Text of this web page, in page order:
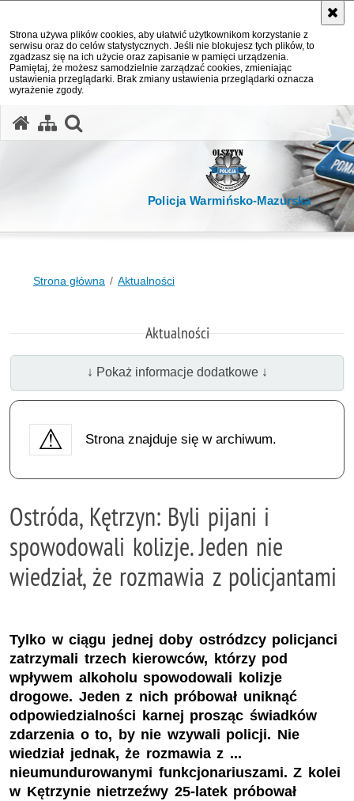
Strona używa plików cookies, aby ułatwić użytkownikom korzystanie z
serwisu oraz do celów statystycznych. Jeśli nie blokujesz tych plików, to
zgadzasz się na ich użycie oraz zapisanie w pamięci urządzenia.
Pamiętaj, że możesz samodzielnie zarządzać cookies, zmieniając
ustawienia przeglądarki. Brak zmiany ustawienia przeglądarki oznacza
wyrażenie zgody.
Policja Warmińsko-Mazurska
Strona główna Aktualności
Aktualności
↓ Pokaż informacje dodatkowe ↓
Strona znajduje się w archiwum.
Ostróda, Kętrzyn: Byli pijani i
spowodowali kolizje. Jeden nie
wiedział, że rozmawia z policjantami
Tylko w ciągu jednej doby ostródzcy policjanci
zatrzymali trzech kierowców, którzy pod
wpływem alkoholu spowodowali kolizje
drogowe. Jeden z nich próbował uniknąć
odpowiedzialności karnej prosząc świadków
zdarzenia o to, by nie wzywali policji. Nie
wiedział jednak, że rozmawia z ...
nieumundurowanymi funkcjonariuszami. Z kolei
w Kętrzynie nietrzeźwy 25-latek próbował